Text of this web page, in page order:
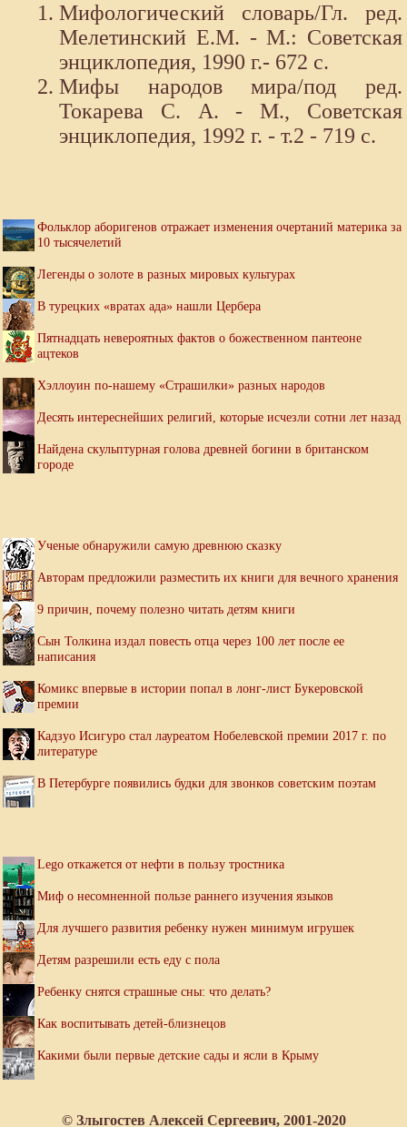
Мифологический словарь/Гл. ред.
Мелетинский Е.М. - М.: Советская
энциклопедия, 1990 г.- 672 с.
Мифы народов мира/под ред.
Токарева С. А. - М., Советская
энциклопедия, 1992 г. - т.2 - 719 с.
Фольклор аборигенов отражает изменения очертаний материка за
10 тысячелетий
Легенды о золоте в разных мировых культурах
В турецких «вратах ада» нашли Цербера
Пятнадцать невероятных фактов о божественном пантеоне
ацтеков
Хэллоуин по-нашему «Страшилки» разных народов
Десять интереснейших религий, которые исчезли сотни лет назад
Найдена скульптурная голова древней богини в британском
городе
Ученые обнаружили самую древнюю сказку
Авторам предложили разместить их книги для вечного хранения
9 причин, почему полезно читать детям книги
Сын Толкина издал повесть отца через 100 лет после ее
написания
Комикс впервые в истории попал в лонг-лист Букеровской
премии
Кадзуо Исигуро стал лауреатом Нобелевской премии 2017 г. по
литературе
В Петербурге появились будки для звонков советским поэтам
Lego откажется от нефти в пользу тростника
Миф о несомненной пользе раннего изучения языков
Для лучшего развития ребенку нужен минимум игрушек
Детям разрешили есть еду с пола
Ребенку снятся страшные сны: что делать?
Как воспитывать детей-близнецов
Какими были первые детские сады и ясли в Крыму
© Злыгостев Алексей Сергеевич, 2001-2020